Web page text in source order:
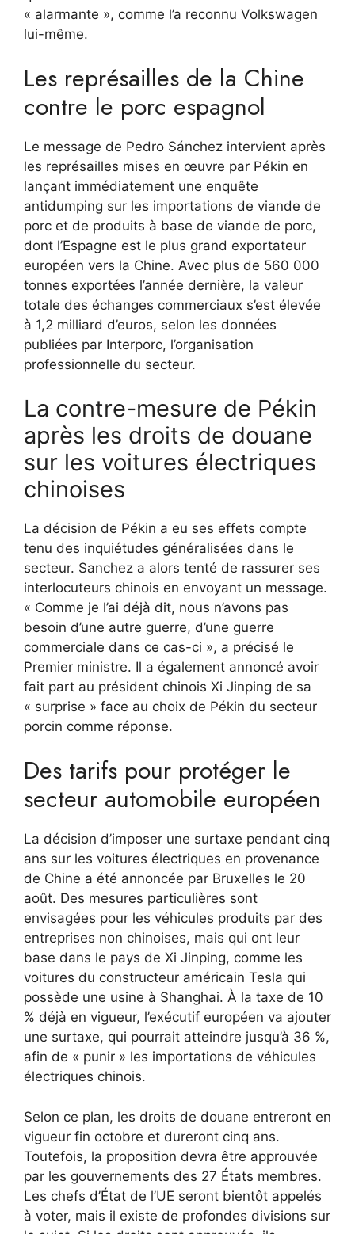
« alarmante », comme l’a reconnu Volkswagen
lui-même.
Les représailles de la Chine
contre le porc espagnol
Le message de Pedro Sánchez intervient après
les représailles mises en œuvre par Pékin en
lançant immédiatement une enquête
antidumping sur les importations de viande de
porc et de produits à base de viande de porc,
dont l’Espagne est le plus grand exportateur
européen vers la Chine. Avec plus de 560 000
tonnes exportées l’année dernière, la valeur
totale des échanges commerciaux s’est élevée
à 1,2 milliard d’euros, selon les données
publiées par Interporc, l’organisation
professionnelle du secteur.
La contre-mesure de Pékin
après les droits de douane
sur les voitures électriques
chinoises
La décision de Pékin a eu ses effets compte
tenu des inquiétudes généralisées dans le
secteur. Sanchez a alors tenté de rassurer ses
interlocuteurs chinois en envoyant un message.
« Comme je l’ai déjà dit, nous n’avons pas
besoin d’une autre guerre, d’une guerre
commerciale dans ce cas-ci », a précisé le
Premier ministre. Il a également annoncé avoir
fait part au président chinois Xi Jinping de sa
« surprise » face au choix de Pékin du secteur
porcin comme réponse.
Des tarifs pour protéger le
secteur automobile européen
La décision d’imposer une surtaxe pendant cinq
ans sur les voitures électriques en provenance
de Chine a été annoncée par Bruxelles le 20
août. Des mesures particulières sont
envisagées pour les véhicules produits par des
entreprises non chinoises, mais qui ont leur
base dans le pays de Xi Jinping, comme les
voitures du constructeur américain Tesla qui
possède une usine à Shanghai. À la taxe de 10
% déjà en vigueur, l’exécutif européen va ajouter
une surtaxe, qui pourrait atteindre jusqu’à 36 %,
afin de « punir » les importations de véhicules
électriques chinois.
Selon ce plan, les droits de douane entreront en
vigueur fin octobre et dureront cinq ans.
Toutefois, la proposition devra être approuvée
par les gouvernements des 27 États membres.
Les chefs d’État de l’UE seront bientôt appelés
à voter, mais il existe de profondes divisions sur